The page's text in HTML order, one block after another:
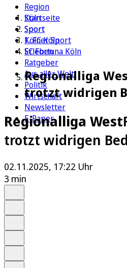
Region
Köln
Sport
1. FC Köln
Erleben
Ratgeber
Aus aller Welt
Politik
Wirtschaft
Newsletter
E-Paper
Startseite
Sport
Kölner Sport
SC Fortuna Köln
Regionalliga
trotzt widrigen
Regionalliga West
trotzt widrigen
02.11.2025, 17:22 Uhr
3 min